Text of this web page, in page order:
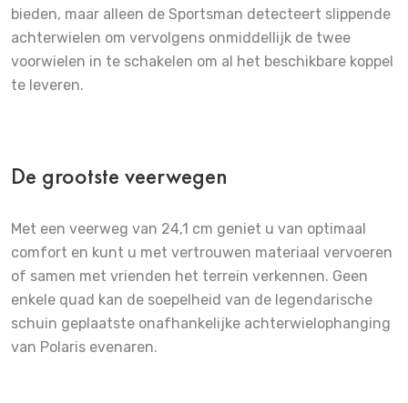
bieden, maar alleen de Sportsman detecteert slippende
achterwielen om vervolgens onmiddellijk de twee
voorwielen in te schakelen om al het beschikbare koppel
te leveren.
De grootste veerwegen
Met een veerweg van 24,1 cm geniet u van optimaal
comfort en kunt u met vertrouwen materiaal vervoeren
of samen met vrienden het terrein verkennen. Geen
enkele quad kan de soepelheid van de legendarische
schuin geplaatste onafhankelijke achterwielophanging
van Polaris evenaren.